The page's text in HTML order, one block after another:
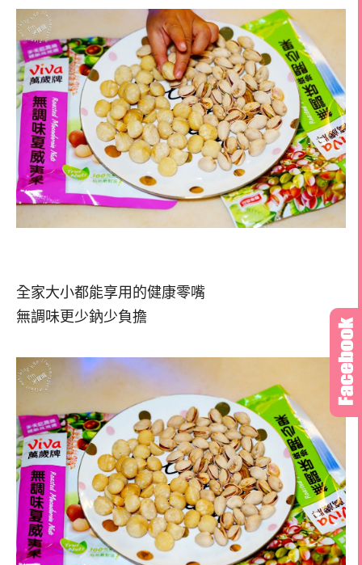
全家大小都能享用的健康零嘴
無調味更少鈉少負擔